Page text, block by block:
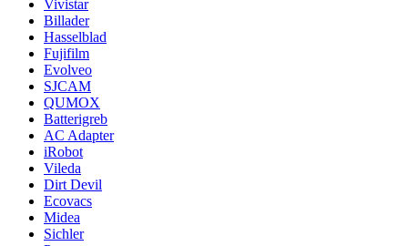
Vivistar
Billader
Hasselblad
Fujifilm
Evolveo
SJCAM
QUMOX
Batterigreb
AC Adapter
iRobot
Vileda
Dirt Devil
Ecovacs
Midea
Sichler